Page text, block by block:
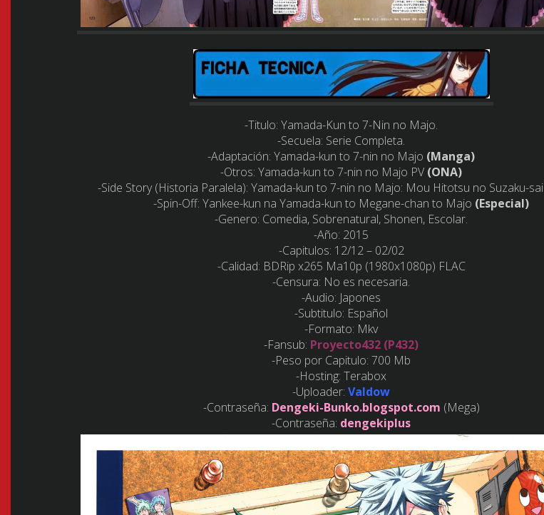
-Titulo: Yamada-Kun to 7-Nin no Majo.
-Secuela: Serie Completa.
-Adaptación: Yamada-kun to 7-nin no Majo (Manga)
-Otros: Yamada-kun to 7-nin no Majo PV (ONA)
-Side Story (Historia Paralela): Yamada-kun to 7-nin no Majo: Mou Hitotsu no Suzaku-sai
-Spin-Off: Yankee-kun na Yamada-kun to Megane-chan to Majo (Especial)
-Genero: Comedia, Sobrenatural, Shonen, Escolar.
-Año: 2015
-Capitulos: 12/12 – 02/02
-Calidad: BDRip x265 Ma10p (1980x1080p) FLAC
-Censura: No es necesaria.
-Audio: Japones
-Subtitulo: Español
-Formato: Mkv
-Fansub: Proyecto432 (P432)
-Peso por Capitulo: 700 Mb
-Hosting: Terabox
-Uploader:Valdow
-Contraseña: Dengeki-Bunko.blogspot.com (Mega)
-Contraseña: dengekiplus